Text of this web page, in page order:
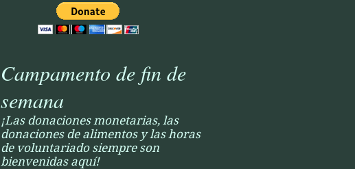
Campamento de fin de
semana
¡Las donaciones monetarias, las
donaciones de alimentos y las horas
de voluntariado siempre son
bienvenidas aquí!